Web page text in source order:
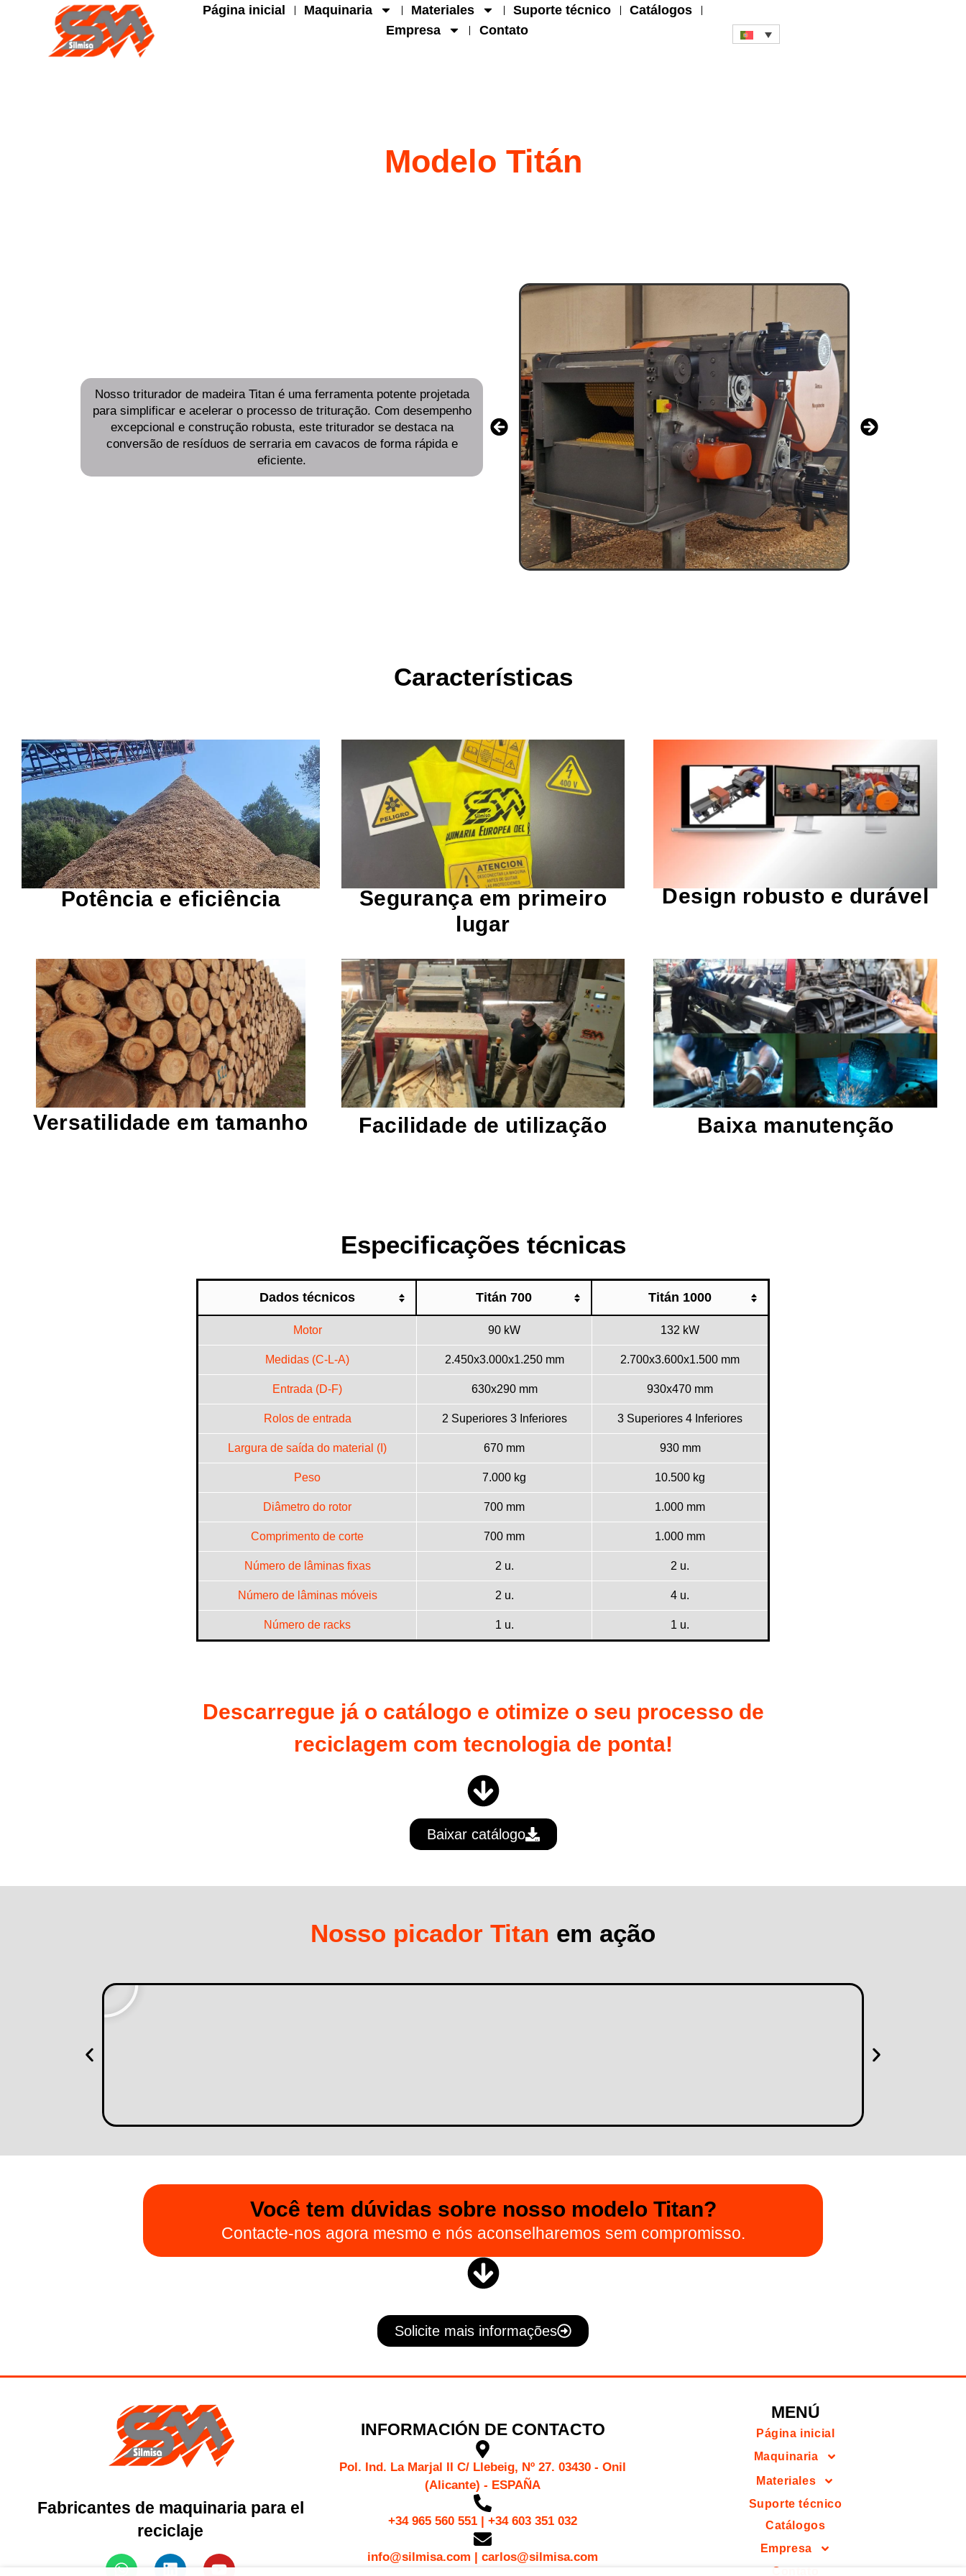
Página inicial Maquinaria Materiales Suporte técnico
Catálogos
Empresa
Contato
Modelo Titán
Nosso triturador de madeira Titan é uma ferramenta potente projetada
para simplificar e acelerar o processo de trituração. Com desempenho
excepcional e construção robusta, este triturador se destaca na
conversão de resíduos de serraria em cavacos de forma rápida e
eficiente.
Características
Equipados com um motor de alto desempenho,
nossos trituradores podem processar resíduos
grandes com facilidade. Seu potente
mecanismo de corte garante uma trituração
rápida e eficiente, reduzindo o tempo de
processamento da madeira.
Potência e eficiência
A segurança é essencial em um picador
estático. Essas máquinas possuem sistemas
de segurança como interruptores de parada
de emergência, proteções nas áreas de corte
e sistemas de intertravamento.
Segurança em primeiro
lugar
materiais resistentes e duráveis ​​para suportar
uso intensivo e condições adversas. Eles
também são projetados para suportar a
pressão e o esforço da trituração contínua.
Design robusto e durável
Eles podem lidar com uma ampla
variedade de tamanhos de toras. Alguns
são projetados para toras de diâmetro
menor, enquanto outros podem rachar
toras maiores.
Versatilidade em tamanho
Nossos trituradores de madeira são fáceis de
operar. Possuem controles intuitivos e
acessíveis, facilitando o uso mesmo para
usuários sem experiência prévia em
trituração de madeira.
Facilidade de utilização
Esses trituradores são projetados para exigir
manutenção mínima. Com os devidos
cuidados e lubrificação regular, eles operam
sem problemas por longos períodos,
reduzindo os custos e o tempo de
manutenção.
Baixa manutenção
Especificações técnicas
Dados técnicos Titán 700 Titán 1000
Motor 90 kW 132 kW
Medidas (C-L-A) 2.450x3.000x1.250 mm 2.700x3.600x1.500 mm
Entrada (D-F) 630x290 mm 930x470 mm
Rolos de entrada 2 Superiores 3 Inferiores 3 Superiores 4 Inferiores
Largura de saída do material (I) 670 mm 930 mm
Peso 7.000 kg 10.500 kg
Diâmetro do rotor 700 mm 1.000 mm
Comprimento de corte 700 mm 1.000 mm
Número de lâminas fixas 2 u. 2 u.
Número de lâminas móveis 2 u. 4 u.
Número de racks 1 u. 1 u.
Descarregue já o catálogo e otimize o seu processo de
reciclagem com tecnologia de ponta!
Baixar catálogo
Nosso picador Titan em ação
Você tem dúvidas sobre nosso modelo Titan?
Contacte-nos agora mesmo e nós aconselharemos sem compromisso.
Solicite mais informações
Fabricantes de maquinaria para el
reciclaje
INFORMACIÓN DE CONTACTO
Pol. Ind. La Marjal II C/ Llebeig, Nº 27. 03430 - Onil
(Alicante) - ESPAÑA
+34 965 560 551 | +34 603 351 032
info@silmisa.com | carlos@silmisa.com
MENÚ
Página inicial
Maquinaria
Materiales
Suporte técnico
Catálogos
Empresa
Contato